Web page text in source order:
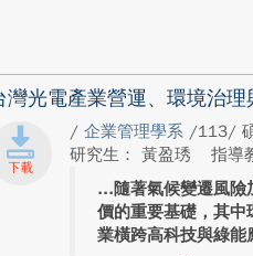
灣光電產業營運、環境治
/企業管理學系 /113/
研究生： 黃盈琇
指導
隨著氣候變遷風
價的重要基礎，其
業橫跨高科技與綠